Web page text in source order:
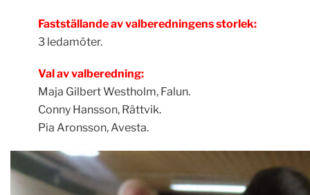
Fastställande av valberedningens storlek:
3 ledamöter.
Val av valberedning:
Maja Gilbert Westholm, Falun.
Conny Hansson, Rättvik.
Pia Aronsson, Avesta.